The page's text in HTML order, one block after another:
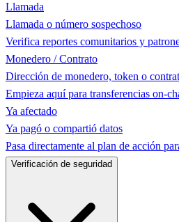
Llamada
Llamada o número sospechoso
Verifica reportes comunitarios y
Monedero / Contrato
Dirección de monedero, token o
Empieza aquí para transferencias on-
Ya afectado
Ya pagó o compartió datos
Pasa directamente al plan de acción
Verificación de seguridad